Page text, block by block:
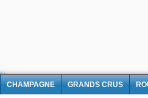
CHAMPAGNE GRANDS CRUS